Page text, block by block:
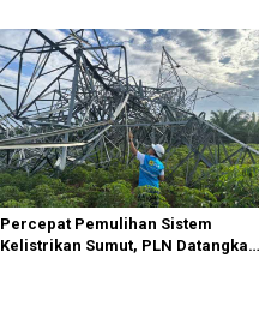
Percepat Pemulihan Sistem
Kelistrikan Sumut, PLN Datangkan